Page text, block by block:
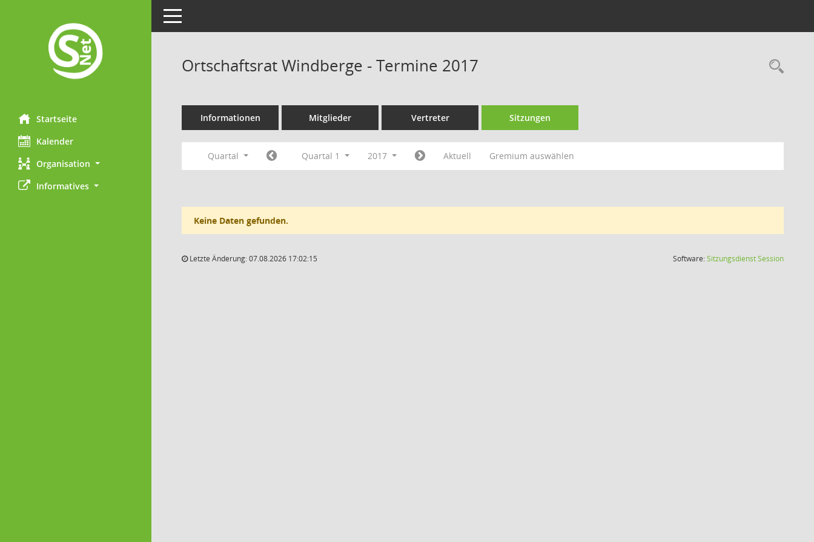
Startseite
Kalender
Organisation
Informatives
Toggle navigation
Ortschaftsrat Windberge - Termine 2017
Informationen Mitglieder Vertreter Sitzungen
Quartal Quartal 1 2017 Aktuell Gremium auswählen
Keine Daten gefunden.
Letzte Änderung: 07.08.2026 17:02:15 Software:SitzungsdienstSession(Wird in